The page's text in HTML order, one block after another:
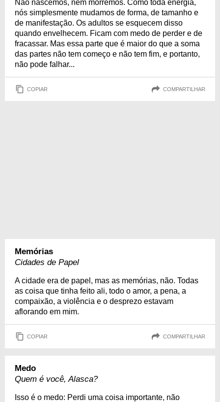
Não nascemos, nem morremos. Como toda energia,
nós simplesmente mudamos de forma, de tamanho e
de manifestação. Os adultos se esquecem disso
quando envelhecem. Ficam com medo de perder e de
fracassar. Mas essa parte que é maior do que a soma
das partes não tem começo e não tem fim, e portanto,
não pode falhar...
COPIAR COMPARTILHAR
Memórias
Cidades de Papel
A cidade era de papel, mas as memórias, não. Todas
as coisa que tinha feito ali, todo o amor, a pena, a
compaixão, a violência e o desprezo estavam
aflorando em mim.
COPIAR COMPARTILHAR
Medo
Quem é você, Alasca?
Isso é o medo: Perdi uma coisa importante, não